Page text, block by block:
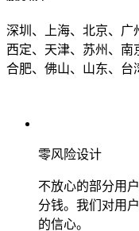
深圳、上海、北京、广
西定、天津、苏州、南
合肥、佛山、山东、台
零风险设计
不放心的部分用
分钱。我们对用
的信心。